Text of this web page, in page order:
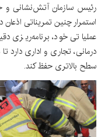
رئیس سازمان آتش‌نشانی و
استمرار چنین تمریناتی
عملیاتی خود، برنامه‌ریزی
درمانی، تجاری و اداری دارد
سطح بالاتری حفظ کند.